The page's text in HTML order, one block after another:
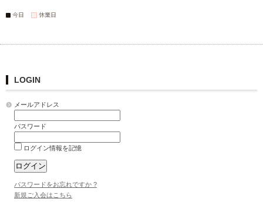
今日 休業日
LOGIN
メールアドレス
パスワード
ログイン情報を記憶
パスワードをお忘れですか ?
新規ご入会はこちら